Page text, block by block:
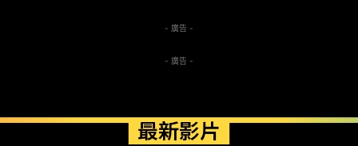
- 廣告 -
- 廣告 -
最新影片